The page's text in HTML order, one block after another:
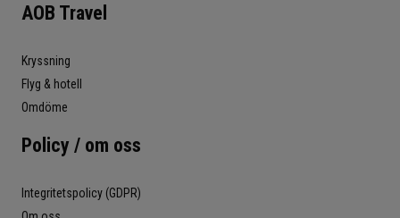
AOB Travel
Kryssning
Flyg & hotell
Omdöme
Policy / om oss
Integritetspolicy (GDPR)